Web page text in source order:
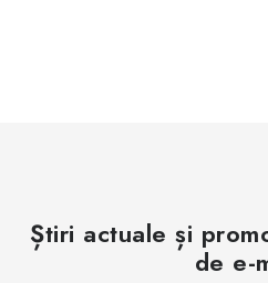
Știri actuale și
de e-